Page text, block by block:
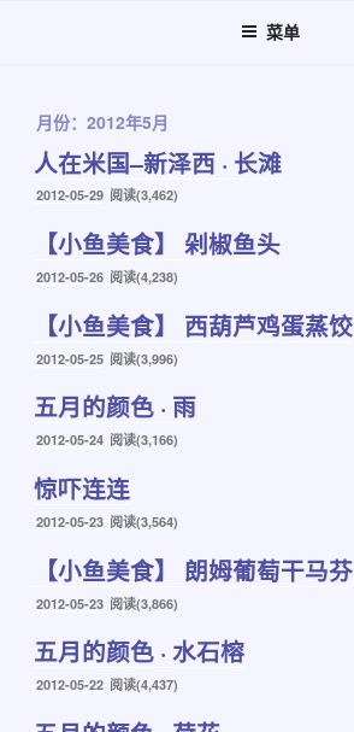
菜单
月份：2012年5月
人在米国–新泽西 · 长滩
发
2012-05-29 阅读(3,462)
【小鱼美食】 剁椒鱼头
发
2012-05-26 阅读(4,238)
【小鱼美食】 西葫芦鸡蛋蒸饺
发
于
2012-05-25 阅读(3,996)
五月的颜色 · 雨
发
于
2012-05-24 阅读(3,166)
惊吓连连
发
2012-05-23 阅读(3,564)
【小鱼美食】 朗姆葡萄干马芬
发
于
2012-05-23 阅读(3,866)
五月的颜色 · 水石榕
发
于
2012-05-22 阅读(4,437)